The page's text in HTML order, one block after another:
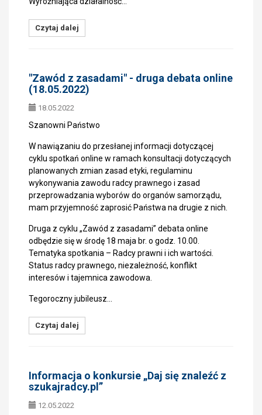
Czytaj dalej
"Zawód z zasadami" - druga debata online
(18.05.2022)
18.05.2022
Szanowni Państwo
W nawiązaniu do przesłanej informacji dotyczącej
cyklu spotkań online w ramach konsultacji dotyczących
planowanych zmian zasad etyki, regulaminu
wykonywania zawodu radcy prawnego i zasad
przeprowadzania wyborów do organów samorządu,
mam przyjemność zaprosić Państwa na drugie z nich.
Druga z cyklu „Zawód z zasadami” debata online
odbędzie się w środę 18 maja br. o godz. 10.00.
Tematyka spotkania – Radcy prawni i ich wartości.
Status radcy prawnego, niezależność, konflikt
interesów i tajemnica zawodowa.
Tegoroczny jubileusz…
Czytaj dalej
Informacja o konkursie „Daj się znaleźć z
szukajradcy.pl”
12.05.2022